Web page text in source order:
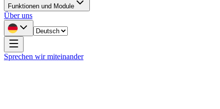
Funktionen und Module
Über uns
Sprechen wir miteinander